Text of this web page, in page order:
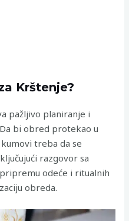
Krštenje?
pažljivo planiranje i
bi obred protekao u
treba da se
razgovor sa
odeće i ritualnih
obreda.